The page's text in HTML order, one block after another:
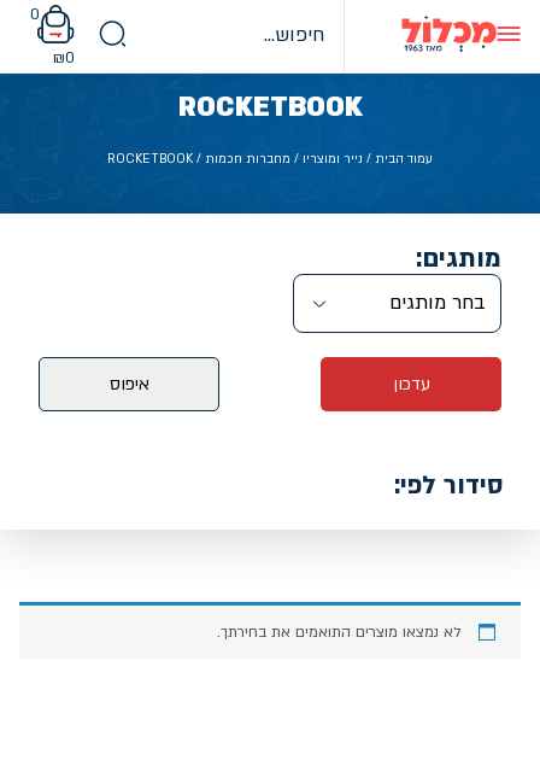
content
0
₪0
ROCKETBOOK
עמוד הבית / נייר ומוצריו / מחברות חכמות / ROCKETBOOK
מותגים:
בחר מותגים
עדכון איפוס
סידור לפי:
לא נמצאו מוצרים התואמים את בחירתך.